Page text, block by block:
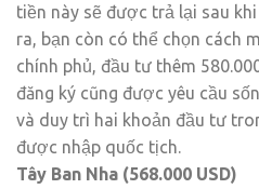
tiền này sẽ được trả lại sau
ra, bạn còn có thể chọn cách
chính phủ, đầu tư thêm
đăng ký cũng được yêu cầu
và duy trì hai khoản đầu tư
được nhập quốc tịch.
Tây Ban Nha (568.000 USD)